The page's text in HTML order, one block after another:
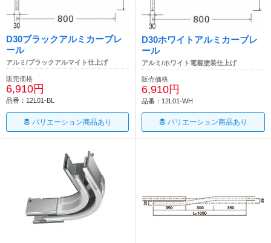
D30ブラックアルミカーブレ
ール
アルミ/ブラックアルマイト仕上げ
販売価格
6,910円
品番：12L01-BL
バリエーション商品あり
D30ホワイトアルミカーブレ
ール
アルミ/ホワイト電着塗装仕上げ
販売価格
6,910円
品番：12L01-WH
バリエーション商品あり